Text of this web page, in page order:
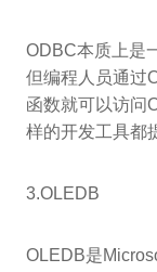
ODBC本质上是
但编程人员通过
函数就可以访问
样的开发工具都
3.OLEDB
OLEDB是